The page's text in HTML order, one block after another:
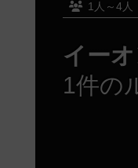
1人～4人
イー
1件の